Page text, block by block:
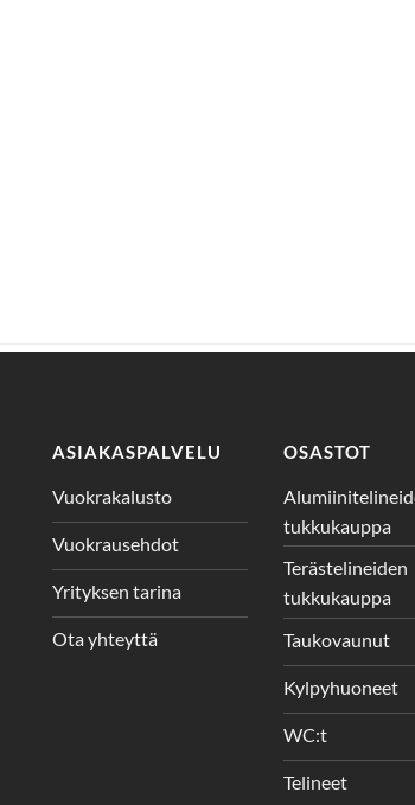
ASIAKASPALVELU
Vuokrakalusto
Vuokrausehdot
Yrityksen tarina
Ota yhteyttä
OSASTOT
tukkukauppa
Terästelineiden
tukkukauppa
Taukovaunut
Kylpyhuoneet
WC:t
Telineet